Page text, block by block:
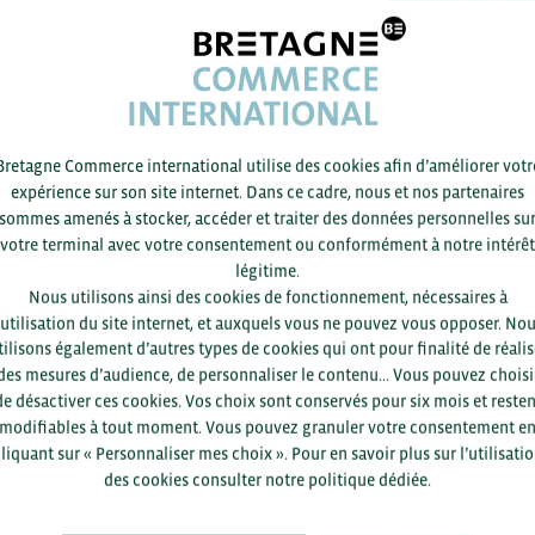
constitution du dossier (jusqu’au 20 mai)
le porteur de projet (du 20 mai au 6 juin). Envoi de la
pour votre proposition à partir du 06 juin 2022, avec
(du 13 au 17 juin 2022 – dates indicatives pouvant
vos disponibilités et celles du porteur de projet.)
et RDV en 1to1 sur place (début juillet 2022 – date fixée
activité sur la période)
présentation de votre profil au porteur de projet est un
validation de l’intérêt porté par le porteur de projet pour votre
Chèque Relance Export.
Commerce international utilise des cookies afin d’améliorer
expérience sur son site internet. Dans ce cadre, nous et nos partenaires
sommes amenés à stocker, accéder et traiter des données personnelles sur
votre terminal avec votre consentement ou conformément à notre intérêt
légitime.
Nous utilisons ainsi des cookies de fonctionnement, nécessaires à
du site internet, et auxquels vous ne pouvez vous opposer.
également d’autres types de cookies qui ont pour finalité de
mesures d’audience, de personnaliser le contenu... Vous pouvez
désactiver ces cookies. Vos choix sont conservés pour six mois et
modifiables à tout moment. Vous pouvez granuler votre consentement en
sur « Personnaliser mes choix ». Pour en savoir plus sur
des cookies consulter notre politique dédiée.